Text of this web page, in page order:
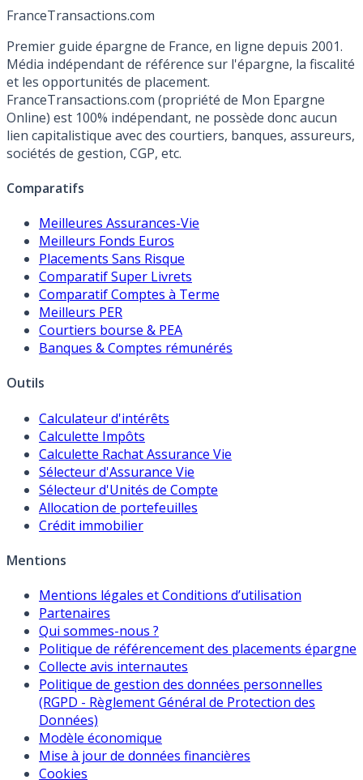
FranceTransactions.com
Premier guide épargne de France, en ligne depuis 2001.
Média indépendant de référence sur l'épargne, la fiscalité
et les opportunités de placement.
FranceTransactions.com (propriété de Mon Epargne
Online) est 100% indépendant, ne possède donc aucun
lien capitalistique avec des courtiers, banques, assureurs,
sociétés de gestion, CGP, etc.
Comparatifs
Meilleures Assurances-Vie
Meilleurs Fonds Euros
Placements Sans Risque
Comparatif Super Livrets
Comparatif Comptes à Terme
Meilleurs PER
Courtiers bourse & PEA
Banques & Comptes rémunérés
Outils
Calculateur d'intérêts
Calculette Impôts
Calculette Rachat Assurance Vie
Sélecteur d'Assurance Vie
Sélecteur d'Unités de Compte
Allocation de portefeuilles
Crédit immobilier
Mentions
Mentions légales et Conditions d’utilisation
Partenaires
Qui sommes-nous ?
Politique de référencement des placements épargne
Collecte avis internautes
Politique de gestion des données personnelles
(RGPD - Règlement Général de Protection des
Données)
Modèle économique
Mise à jour de données financières
Cookies